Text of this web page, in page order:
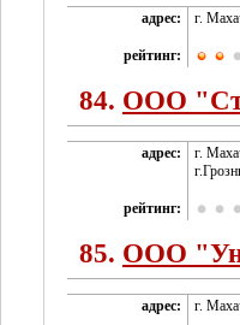
адрес: г.
рейтинг:
84. ООО
адрес:
г.
рейтинг:
85. ООО
адрес: г.